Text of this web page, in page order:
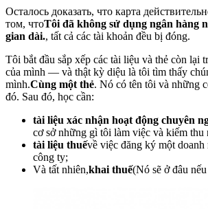
Осталось доказать, что карта
том, чтоTôi đã không sử dụng ngân hàng
gian dài., tất cả các tài khoản đều bị đóng.
Tôi bắt đầu sắp xếp các tài liệu và thẻ còn lại
của mình — và thật kỳ diệu là tôi tìm thấy
mình.Cùng một thẻ. Nó có tên tôi và những
đó. Sau đó, học cần:
tài liệu xác nhận hoạt động chuyên
cơ sở những gì tôi làm việc và kiếm thu
tài liệu thuếvề việc đăng ký một
công ty;
Và tất nhiên,khai thuế(Nó sẽ ở đâu